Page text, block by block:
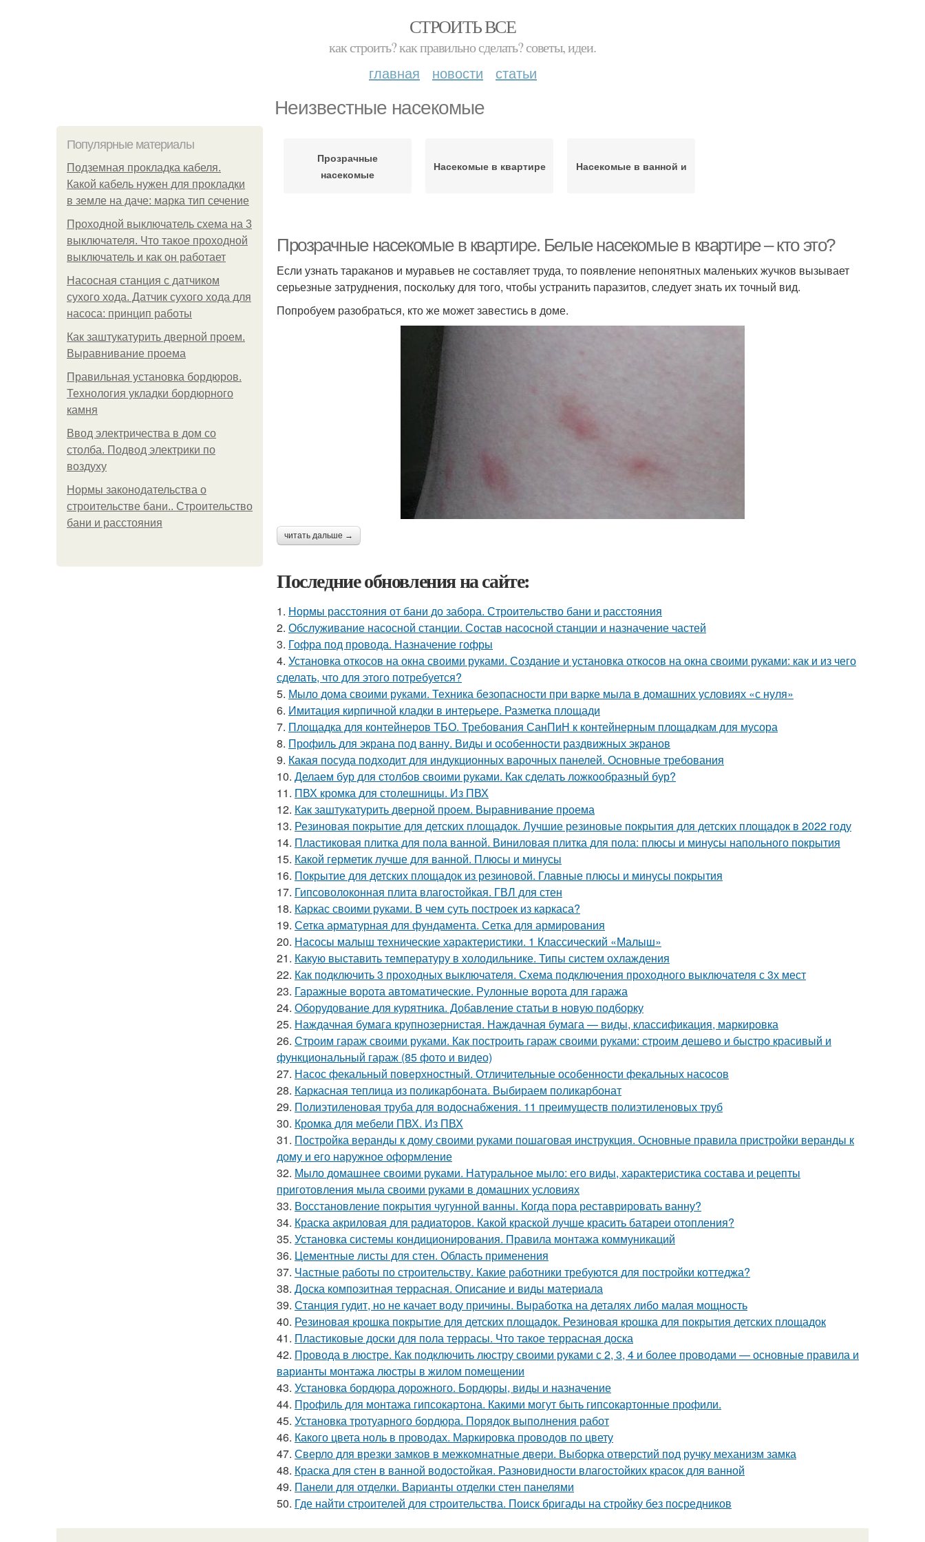
СТРОИТЬ ВСЕ
как строить? как правильно сделать? советы, идеи.
главная новости статьи
Неизвестные насекомые
Популярные материалы
Подземная прокладка кабеля.
Какой кабель нужен для прокладки
в земле на даче: марка тип сечение
Проходной выключатель схема на 3
выключателя. Что такое проходной
выключатель и как он работает
Насосная станция с датчиком
сухого хода. Датчик сухого хода для
насоса: принцип работы
Как заштукатурить дверной проем.
Выравнивание проема
Правильная установка бордюров.
Технология укладки бордюрного
камня
Ввод электричества в дом со
столба. Подвод электрики по
воздуху
Нормы законодательства о
строительстве бани.. Строительство
бани и расстояния
Прозрачные
насекомые
Насекомые в квартире Насекомые в ванной и
Прозрачные насекомые в квартире. Белые насекомые в квартире – кто это?
Если узнать тараканов и муравьев не составляет труда, то появление непонятных маленьких жучков вызывает
серьезные затруднения, поскольку для того, чтобы устранить паразитов, следует знать их точный вид.
Попробуем разобраться, кто же может завестись в доме.
читать дальше →
Последние обновления на сайте:
1. Нормы расстояния от бани до забора. Строительство бани и расстояния
2. Обслуживание насосной станции. Состав насосной станции и назначение частей
3. Гофра под провода. Назначение гофры
4. Установка откосов на окна своими руками. Создание и установка откосов на окна своими руками: как и из чего
сделать, что для этого потребуется?
5. Мыло дома своими руками. Техника безопасности при варке мыла в домашних условиях «с нуля»
6. Имитация кирпичной кладки в интерьере. Разметка площади
7. Площадка для контейнеров ТБО. Требования СанПиН к контейнерным площадкам для мусора
8. Профиль для экрана под ванну. Виды и особенности раздвижных экранов
9. Какая посуда подходит для индукционных варочных панелей. Основные требования
10. Делаем бур для столбов своими руками. Как сделать ложкообразный бур?
11. ПВХ кромка для столешницы. Из ПВХ
12. Как заштукатурить дверной проем. Выравнивание проема
13. Резиновая покрытие для детских площадок. Лучшие резиновые покрытия для детских площадок в 2022 году
14. Пластиковая плитка для пола ванной. Виниловая плитка для пола: плюсы и минусы напольного покрытия
15. Какой герметик лучше для ванной. Плюсы и минусы
16. Покрытие для детских площадок из резиновой. Главные плюсы и минусы покрытия
17. Гипсоволоконная плита влагостойкая. ГВЛ для стен
18. Каркас своими руками. В чем суть построек из каркаса?
19. Сетка арматурная для фундамента. Сетка для армирования
20. Насосы малыш технические характеристики. 1 Классический «Малыш»
21. Какую выставить температуру в холодильнике. Типы систем охлаждения
22. Как подключить 3 проходных выключателя. Схема подключения проходного выключателя с 3х мест
23. Гаражные ворота автоматические. Рулонные ворота для гаража
24. Оборудование для курятника. Добавление статьи в новую подборку
25. Наждачная бумага крупнозернистая. Наждачная бумага — виды, классификация, маркировка
26. Строим гараж своими руками. Как построить гараж своими руками: строим дешево и быстро красивый и
функциональный гараж (85 фото и видео)
27. Насос фекальный поверхностный. Отличительные особенности фекальных насосов
28. Каркасная теплица из поликарбоната. Выбираем поликарбонат
29. Полиэтиленовая труба для водоснабжения. 11 преимуществ полиэтиленовых труб
30. Кромка для мебели ПВХ. Из ПВХ
31. Постройка веранды к дому своими руками пошаговая инструкция. Основные правила пристройки веранды к
дому и его наружное оформление
32. Мыло домашнее своими руками. Натуральное мыло: его виды, характеристика состава и рецепты
приготовления мыла своими руками в домашних условиях
33. Восстановление покрытия чугунной ванны. Когда пора реставрировать ванну?
34. Краска акриловая для радиаторов. Какой краской лучше красить батареи отопления?
35. Установка системы кондиционирования. Правила монтажа коммуникаций
36. Цементные листы для стен. Область применения
37. Частные работы по строительству. Какие работники требуются для постройки коттеджа?
38. Доска композитная террасная. Описание и виды материала
39. Станция гудит, но не качает воду причины. Выработка на деталях либо малая мощность
40. Резиновая крошка покрытие для детских площадок. Резиновая крошка для покрытия детских площадок
41. Пластиковые доски для пола террасы. Что такое террасная доска
42. Провода в люстре. Как подключить люстру своими руками с 2, 3, 4 и более проводами — основные правила и
варианты монтажа люстры в жилом помещении
43. Установка бордюра дорожного. Бордюры, виды и назначение
44. Профиль для монтажа гипсокартона. Какими могут быть гипсокартонные профили.
45. Установка тротуарного бордюра. Порядок выполнения работ
46. Какого цвета ноль в проводах. Маркировка проводов по цвету
47. Сверло для врезки замков в межкомнатные двери. Выборка отверстий под ручку механизм замка
48. Краска для стен в ванной водостойкая. Разновидности влагостойких красок для ванной
49. Панели для отделки. Варианты отделки стен панелями
50. Где найти строителей для строительства. Поиск бригады на стройку без посредников